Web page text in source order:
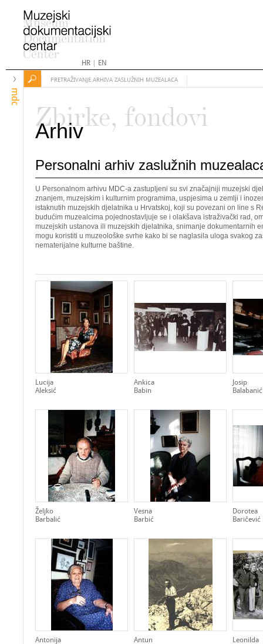
HR| EN
mdc
PRETRAŽIVANJE ARHIVA ZASLUŽNIH MUZEALACA
Zbirke, fondovi
Arhiv
Personalni arhiv zaslužnih
U Personalnom arhivu MDC-a zastupljeni su svi značajniji muzejski
znanjem, muzejskim i kulturnim programima, uspjesima u zemlji i
istaknutih muzejskih djelatnika u Hrvatskoj, koji su povezani on line s
budućim muzealcima pojednostavljuje se i olakšava istraživački rad,
muzejskih ustanova ili muzejskih djelatnika, snimanje dokumentarnih
mogu koristiti u muzeološke svrhe kako bi se naglasila uloga svakog
nematerijalne kulturne baštine.
Lucija
Aleksić
Ankica
Babin
Josip
Balabanić
Željko
Barbalić
Vesna
Barbić
Dorotea
Baričević
Antonija
Antun
Leonilda